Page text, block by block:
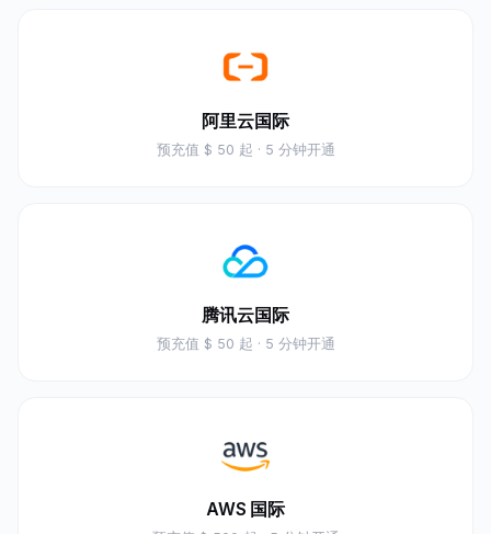
阿里云国际
预充值 $ 50 起 · 5 分钟开通
腾讯云国际
预充值 $ 50 起 · 5 分钟开通
AWS 国际